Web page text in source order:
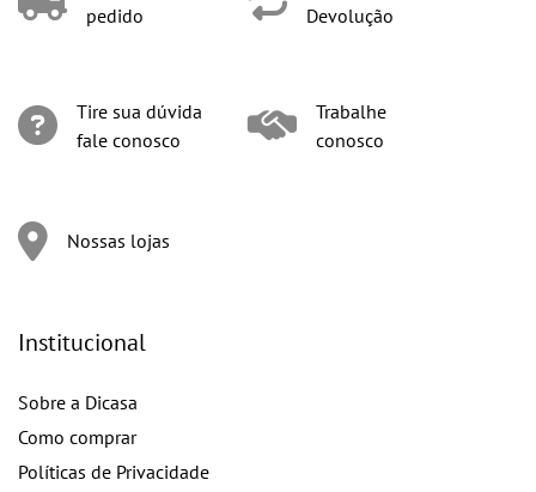
pedido
Tire sua dúvida
fale conosco
Nossas lojas
Devolução
Trabalhe
conosco
Institucional
Sobre a Dicasa
Como comprar
Políticas de Privacidade